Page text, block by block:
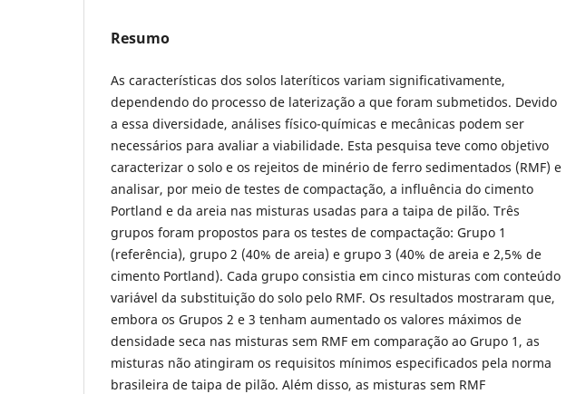
Resumo
As características dos solos lateríticos variam significativamente,
dependendo do processo de laterização a que foram submetidos. Devido
a essa diversidade, análises físico-químicas e mecânicas podem ser
necessários para avaliar a viabilidade. Esta pesquisa teve como objetivo
caracterizar o solo e os rejeitos de minério de ferro sedimentados (RMF) e
analisar, por meio de testes de compactação, a influência do cimento
Portland e da areia nas misturas usadas para a taipa de pilão. Três
grupos foram propostos para os testes de compactação: Grupo 1
(referência), grupo 2 (40% de areia) e grupo 3 (40% de areia e 2,5% de
cimento Portland). Cada grupo consistia em cinco misturas com conteúdo
variável da substituição do solo pelo RMF. Os resultados mostraram que,
embora os Grupos 2 e 3 tenham aumentado os valores máximos de
densidade seca nas misturas sem RMF em comparação ao Grupo 1, as
misturas não atingiram os requisitos mínimos especificados pela norma
brasileira de taipa de pilão. Além disso, as misturas sem RMF